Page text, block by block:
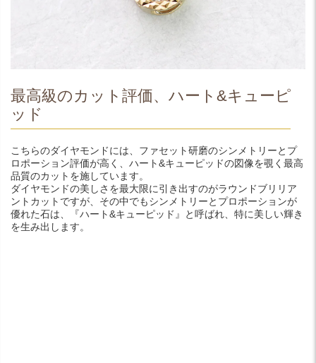
最高級のカット評価、ハート&キューピ
ッド
こちらのダイヤモンドには、ファセット研磨のシンメトリーとプ
ロポーション評価が高く、ハート&キューピッドの図像を覗く最高
品質のカットを施しています。
ダイヤモンドの美しさを最大限に引き出すのがラウンドブリリア
ントカットですが、その中でもシンメトリーとプロポーションが
優れた石は、『ハート&キューピッド』と呼ばれ、特に美しい輝き
を生み出します。